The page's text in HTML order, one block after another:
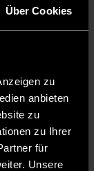
Über Cookies
zu
anbieten
zu
zu Ihrer
für
Unsere